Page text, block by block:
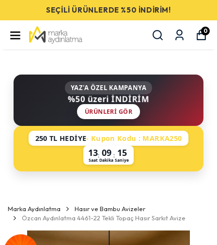
SEÇİLİ ÜRÜNLERDE %50 İNDİRİM!
0
YAZ'A ÖZEL KAMPANYA
%50 üzeri İNDİRİM
ÜRÜNLERI GÖR
250 TL HEDİYE- Kupon Kodu : MARKA250
13
Saat
: 09
Dakika
: 15
Saniye
Marka Aydınlatma
Hasır ve Bambu Avizeler
Özcan Aydınlatma 4461-22 Tekli Topaç Hasır Sarkıt Avize